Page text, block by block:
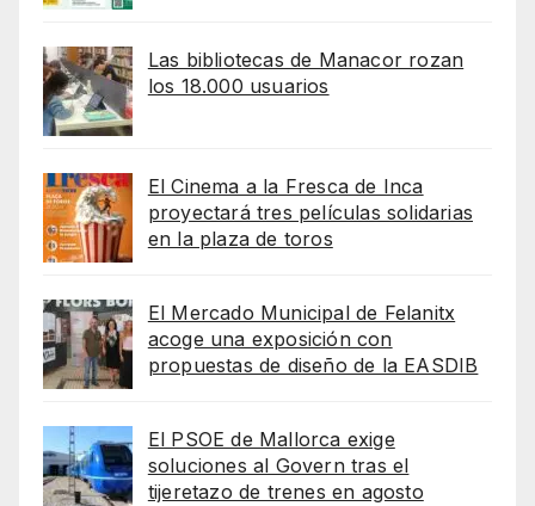
Las bibliotecas de Manacor rozan
los 18.000 usuarios
El Cinema a la Fresca de Inca
proyectará tres películas solidarias
en la plaza de toros
El Mercado Municipal de Felanitx
acoge una exposición con
propuestas de diseño de la EASDIB
El PSOE de Mallorca exige
soluciones al Govern tras el
tijeretazo de trenes en agosto